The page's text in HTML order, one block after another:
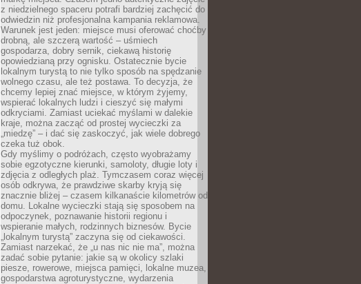
z niedzielnego spaceru potrafi bardziej zachęcić do
odwiedzin niż profesjonalna kampania reklamowa.
Warunek jest jeden: miejsce musi oferować choćby
drobną, ale szczerą wartość – uśmiech
gospodarza, dobry sernik, ciekawą historię
opowiedzianą przy ognisku. Ostatecznie bycie
lokalnym turystą to nie tylko sposób na spędzanie
wolnego czasu, ale też postawa. To decyzja, że
chcemy lepiej znać miejsce, w którym żyjemy,
wspierać lokalnych ludzi i cieszyć się małymi
odkryciami. Zamiast uciekać myślami w dalekie
kraje, można zacząć od prostej wycieczki za
„miedzę” – i dać się zaskoczyć, jak wiele dobrego
czeka tuż obok.
Gdy myślimy o podróżach, często wyobrażamy
sobie egzotyczne kierunki, samoloty, długie loty i
zdjęcia z odległych plaż. Tymczasem coraz więcej
osób odkrywa, że prawdziwe skarby kryją się
znacznie bliżej – czasem kilkanaście kilometrów od
domu. Lokalne wycieczki stają się sposobem na
odpoczynek, poznawanie historii regionu i
wspieranie małych, rodzinnych biznesów. Bycie
„lokalnym turystą” zaczyna się od ciekawości.
Zamiast narzekać, że „u nas nic nie ma”, można
zadać sobie pytanie: jakie są w okolicy szlaki
piesze, rowerowe, miejsca pamięci, lokalne muzea,
gospodarstwa agroturystyczne, wydarzenia